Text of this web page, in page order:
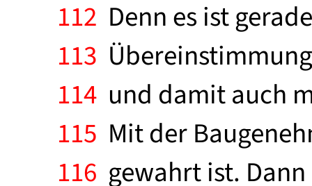
112 Denn es ist
113
114 und damit auch
115 Mit der
116 gewahrt ist.